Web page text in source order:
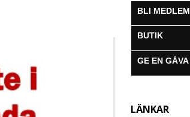
BLI MEDLEM
BUTIK
GE EN GÅVA
LÄNKAR